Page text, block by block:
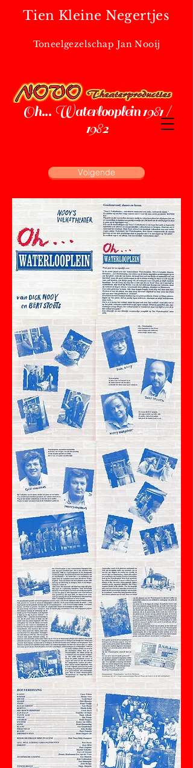
Tien Kleine Negertjes
Toneelgezelschap Jan Nooij
Oh... Waterlooplein 1981 /
1982
Volgende